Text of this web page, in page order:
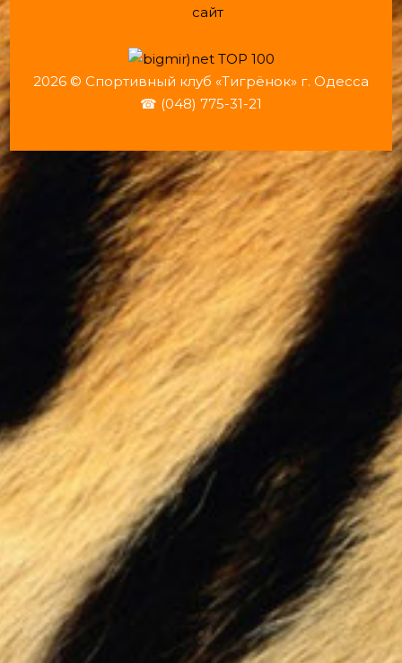
сайт
2026 © Спортивный клуб «Тигрёнок» г. Одесса
☎ (048) 775-31-21